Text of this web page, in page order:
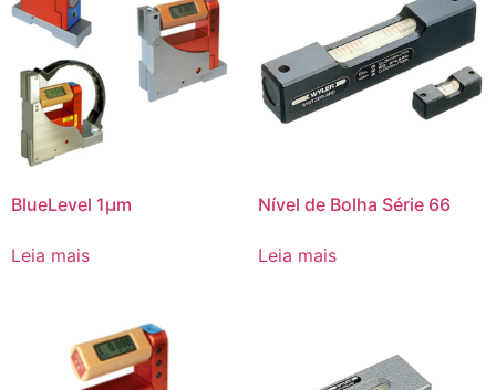
BlueLevel 1μm
Leia mais
Nível de Bolha Série 66
Leia mais